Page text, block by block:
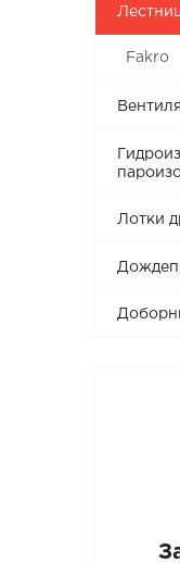
Fakro
Лотки